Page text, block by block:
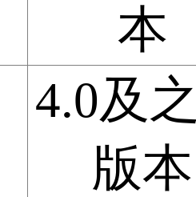
本
4.0及
版本